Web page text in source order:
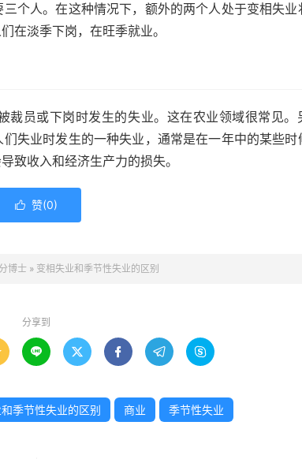
个人。在这种情况下，额外的两个人处于变相失业
在淡季下岗，在旺季就业。
裁员或下岗时发生的失业。这在农业领域很常见。
失业时发生的一种失业，通常是在一年中的某些时
致收入和经济生产力的损失。
 赞(0)
分博士 » 变相失业和季节性失业的区别
分享到
    
季节性失业的区别 商业 季节性失业